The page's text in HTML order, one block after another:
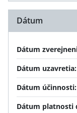
Dátum
Dátum
Dátum uzavretia:
Dátum účinnosti:
Dátum platnosti